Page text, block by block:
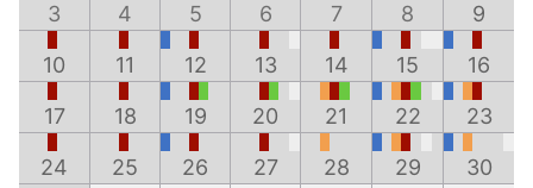
3 4 5 6 7 8 9
10 11 12 13 14 15 16
17 18 19 20 21 22 23
24 25 26 27 28 29
30